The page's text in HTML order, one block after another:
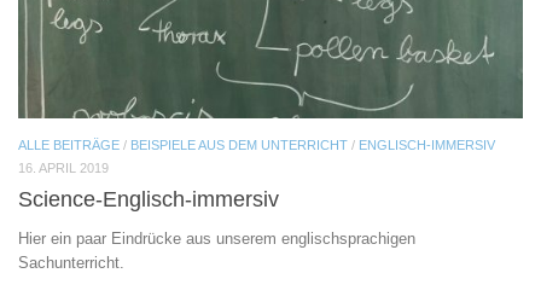
ALLE BEITRÄGE / BEISPIELE AUS DEM UNTERRICHT / ENGLISCH-IMMERSIV
16. APRIL 2019
Science-Englisch-immersiv
Hier ein paar Eindrücke aus unserem englischsprachigen
Sachunterricht.